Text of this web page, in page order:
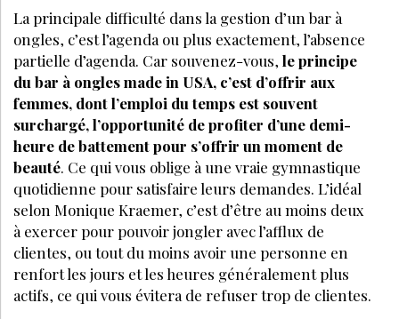
La principale difficulté dans la gestion d’un bar à
ongles, c’est l’agenda ou plus exactement, l’absence
partielle d’agenda. Car souvenez-vous, le principe
du bar à ongles made in USA, c’est d’offrir aux
femmes, dont l’emploi du temps est souvent
surchargé, l’opportunité de profiter d’une demi-
heure de battement pour s’offrir un moment de
beauté. Ce qui vous oblige à une vraie gymnastique
quotidienne pour satisfaire leurs demandes. L’idéal
selon Monique Kraemer, c’est d’être au moins deux
à exercer pour pouvoir jongler avec l’afflux de
clientes, ou tout du moins avoir une personne en
renfort les jours et les heures généralement plus
actifs, ce qui vous évitera de refuser trop de clientes.